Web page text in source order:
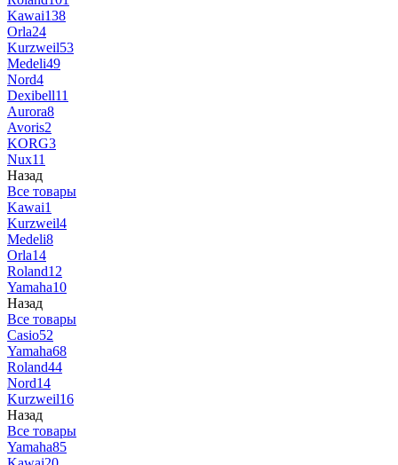
Kawai138
Orla24
Kurzweil53
Medeli49
Nord4
Dexibell11
Aurora8
Avoris2
KORG3
Nux11
Назад
Все товары
Kawai1
Kurzweil4
Medeli8
Orla14
Roland12
Yamaha10
Назад
Все товары
Casio52
Yamaha68
Roland44
Nord14
Kurzweil16
Назад
Все товары
Yamaha85